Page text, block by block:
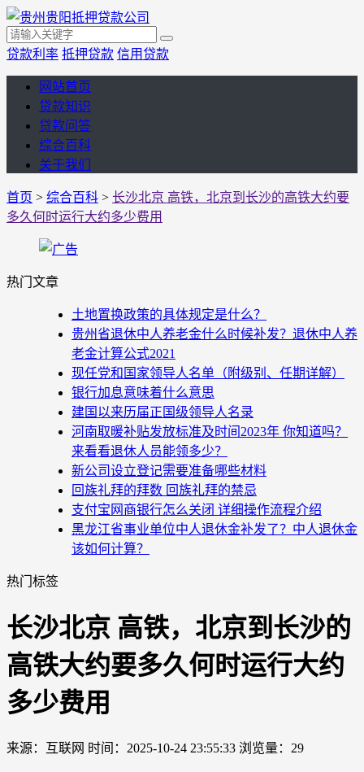
贷款利率 抵押贷款 信用贷款
网站首页
贷款知识
贷款问答
综合百科
关于我们
首页 > 综合百科 > 长沙北京 高铁，北京到长沙的高铁大约要
多久何时运行大约多少费用
热门文章
土地置换政策的具体规定是什么？
贵州省退休中人养老金什么时候补发？退休中人养
老金计算公式2021
现任党和国家领导人名单（附级别、任期详解）
银行加息意味着什么意思
建国以来历届正国级领导人名录
河南取暖补贴发放标准及时间2023年 你知道吗？
来看看退休人员能领多少？
新公司设立登记需要准备哪些材料
回族礼拜的拜数 回族礼拜的禁忌
支付宝网商银行怎么关闭 详细操作流程介绍
黑龙江省事业单位中人退休金补发了？中人退休金
该如何计算？
热门标签
长沙北京 高铁，北京到长沙的
高铁大约要多久何时运行大约
多少费用
来源：互联网 时间：2025-10-24 23:55:33 浏览量：29